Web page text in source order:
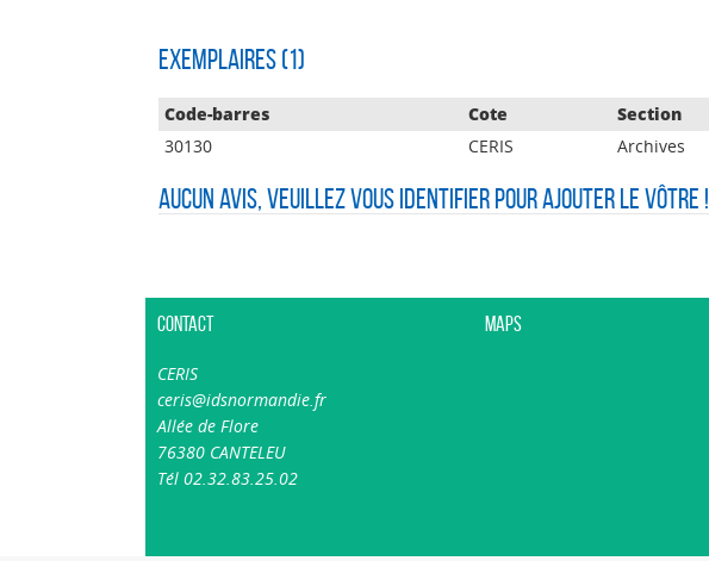
Exemplaires (1)
Code-barres Cote Section
30130
CERIS Archives
Aucun avis, veuillez vous identifier pour ajouter le vôtre !
Contact
CERIS
ceris@idsnormandie.fr
Allée de Flore
76380 CANTELEU
Tél 02.32.83.25.02
Maps